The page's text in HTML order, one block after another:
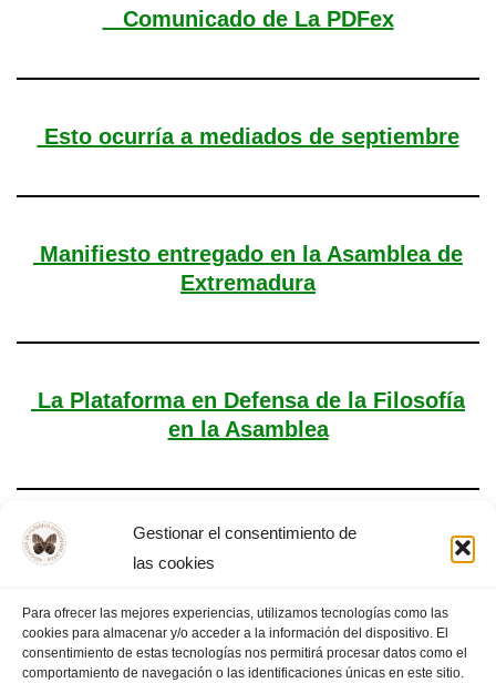
Gestionar el consentimiento de
las cookies
Para ofrecer las mejores experiencias, utilizamos tecnologías como las
cookies para almacenar y/o acceder a la información del dispositivo. El
consentimiento de estas tecnologías nos permitirá procesar datos como el
comportamiento de navegación o las identificaciones únicas en este sitio.
Comunicado de La PDFex
Esto ocurría a mediados de septiembre
Manifiesto entregado en la Asamblea de
Extremadura
La Plataforma en Defensa de la Filosofía
en la Asamblea
Plataforma en Defensa de la Filosofía